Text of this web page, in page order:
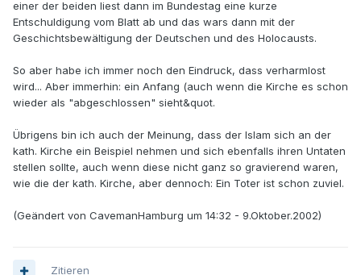
einer der beiden liest dann im Bundestag eine kurze
Entschuldigung vom Blatt ab und das wars dann mit der
Geschichtsbewältigung der Deutschen und des Holocausts.
So aber habe ich immer noch den Eindruck, dass verharmlost
wird... Aber immerhin: ein Anfang (auch wenn die Kirche es schon
wieder als "abgeschlossen" sieht&quot.
Übrigens bin ich auch der Meinung, dass der Islam sich an der
kath. Kirche ein Beispiel nehmen und sich ebenfalls ihren Untaten
stellen sollte, auch wenn diese nicht ganz so gravierend waren,
wie die der kath. Kirche, aber dennoch: Ein Toter ist schon zuviel.
(Geändert von CavemanHamburg um 14:32 - 9.Oktober.2002)
Zitieren